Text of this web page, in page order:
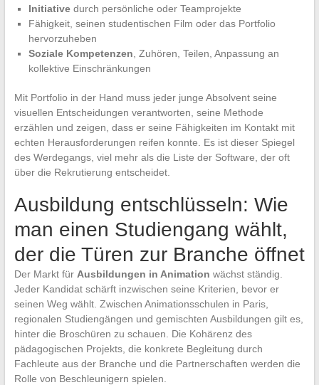
Initiativedurch persönliche oder Teamprojekte
Fähigkeit, seinen studentischen Film oder das Portfolio
hervorzuheben
Soziale Kompetenzen , Zuhören, Teilen, Anpassung an
kollektive Einschränkungen
Mit Portfolio in der Hand muss jeder junge Absolvent seine
visuellen Entscheidungen verantworten, seine Methode
erzählen und zeigen, dass er seine Fähigkeiten im Kontakt mit
echten Herausforderungen reifen konnte. Es ist dieser Spiegel
des Werdegangs, viel mehr als die Liste der Software, der oft
über die Rekrutierung entscheidet.
Ausbildung entschlüsseln: Wie
man einen Studiengang wählt,
der die Türen zur Branche öffnet
Der Markt für Ausbildungen in Animation wächst ständig.
Jeder Kandidat schärft inzwischen seine Kriterien, bevor er
seinen Weg wählt. Zwischen Animationsschulen in Paris,
regionalen Studiengängen und gemischten Ausbildungen gilt es,
hinter die Broschüren zu schauen. Die Kohärenz des
pädagogischen Projekts, die konkrete Begleitung durch
Fachleute aus der Branche und die Partnerschaften werden die
Rolle von Beschleunigern spielen.